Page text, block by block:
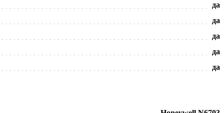
да
да
да
да
да